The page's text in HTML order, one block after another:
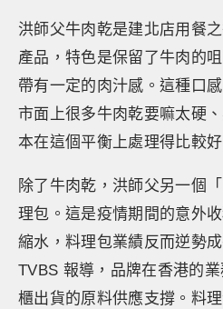
洪師父牛肉乾是建北店用餐
產品，特色是保留了牛肉的
帶有一定的肉汁感。這種口
市面上很多牛肉乾要嘛太硬
本在這個平衡上處理得比較好
除了牛肉乾，洪師父另一個
理包。這是疫情期間的意外
縮水，料理包業績反而逆勢
TVBS 報導，品牌在香港的
櫃出貨的原料供應支撐。料